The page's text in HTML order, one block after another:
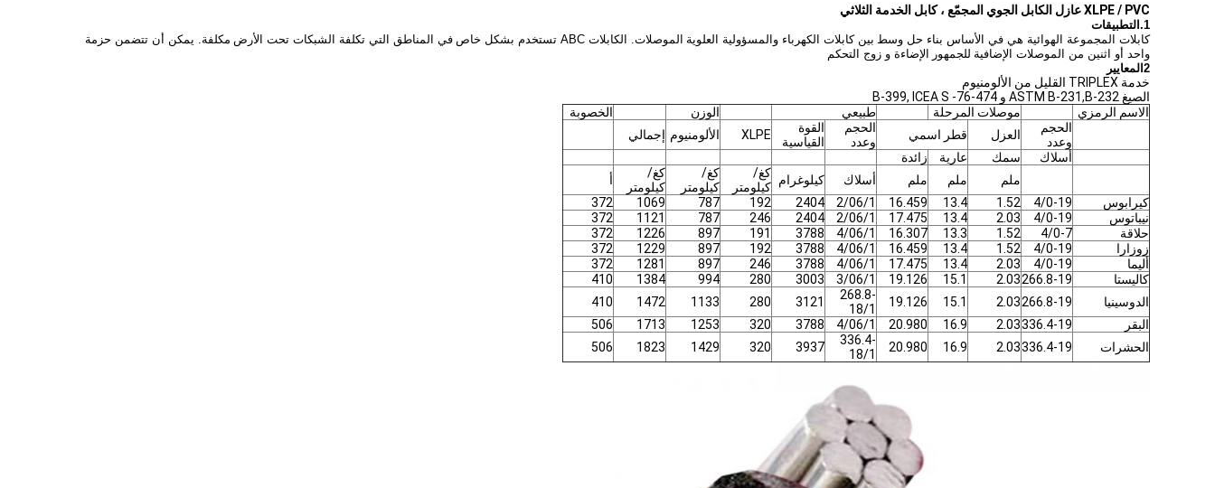
XLPE / PVC عازل الكابل الجوي المجمّع ، كابل الخدمة الثلاثي
1. التطبيقات
كابلات المجموعة الهوائية هي في الأساس بناء حل وسط بين كابلات الكهرباء والمسؤولية العلوية الموصلات. الكابلات ABC تستخدم بشكل خاص في المناطق التي تكلفة الشبكات تحت الأرض مكلفة. يمكن أن تتضمن حزمة
واحد أو اثنين من الموصلات الإضافية للجمهور الإضاءة و زوج التحكم
2المعايير
خدمة TRIPLEX القليل من الألومنيوم
الصيغ ASTM B-231,B-232 و B-399, ICEA S -76-474
الاسم الرمزي
موصلات المرحلة طبيعي الوزن
الخصوبة
الحجم
وعدد
العزل قطر اسمي
الحجم
وعدد
القوة
القياسية
XLPE الألومنيوم إجمالي
أسلاك
سمك عارية
زائدة
ملم
ملم ملم أسلاك كيلوغرام كغ/
كيلومتر
كغ/
كيلومتر
كغ/
كيلومتر
أ
كيرابوس
4/0-19
1.52
13.4
16.459
2/06/1
2404
192
787
1069
372
نيباتوس
4/0-19
2.03
13.4
17.475
2/06/1
2404
246
787
1121
372
حلاقة
4/0-7
1.52
13.3
16.307
4/06/1
3788
191
897
1226
372
زوزارا
4/0-19
1.52
13.4
16.459
4/06/1
3788
192
897
1229
372
أليما
4/0-19
2.03
13.4
17.475
4/06/1
3788
246
897
1281
372
كاليستا
266.8-19
2.03
15.1
19.126
3/06/1
3003
280
994
1384
410
الدوسينيا
266.8-19
2.03
15.1
19.126
268.8-
18/1
3121
280
1133
1472
410
البقر
336.4-19
2.03
16.9
20.980
4/06/1
3788
320
1253
1713
506
الحشرات
336.4-19
2.03
16.9
20.980
336.4-
18/1
3937
320
1429
1823
506